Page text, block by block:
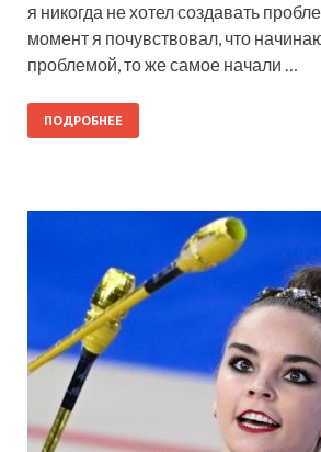
я никогда не хотел создавать
момент я почувствовал, что
проблемой, то же самое начали …
ПОДРОБНЕЕ